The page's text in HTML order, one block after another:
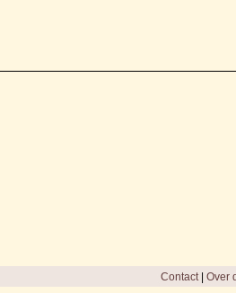
Contact| Over